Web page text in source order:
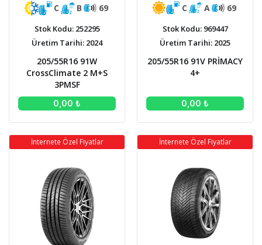
C B 69
Stok Kodu: 252295
Üretim Tarihi: 2024
205/55R16 91W
CrossClimate 2 M+S
3PMSF
0,00 ₺
C A 69
Stok Kodu: 969447
Üretim Tarihi: 2025
205/55R16 91V PRİMACY
4+
0,00 ₺
İnternete Özel Fiyatlar İnternete Özel Fiyatlar